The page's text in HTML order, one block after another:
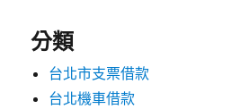
分類
台北市支票借款
台北機車借款